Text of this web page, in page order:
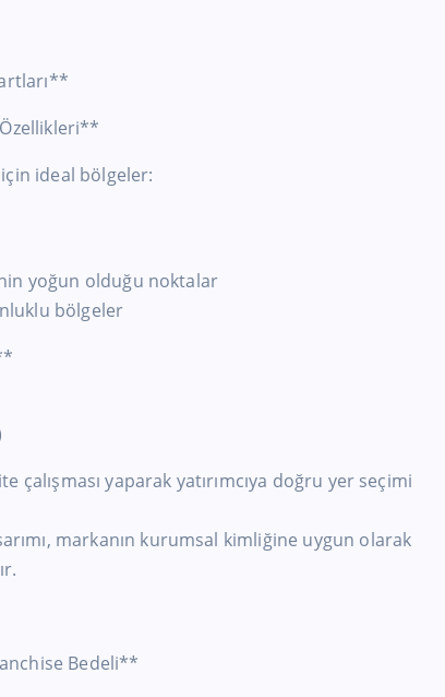
ideal bölgeler:
yoğun olduğu noktalar
bölgeler
çalışması yaparak yatırımcıya doğru yer seçimi
markanın kurumsal kimliğine uygun olarak
Bedeli**